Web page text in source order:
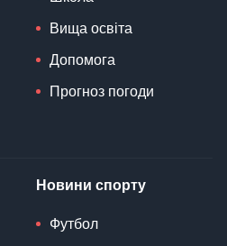
Вища освіта
Допомога
Прогноз погоди
Новини спорту
Футбол